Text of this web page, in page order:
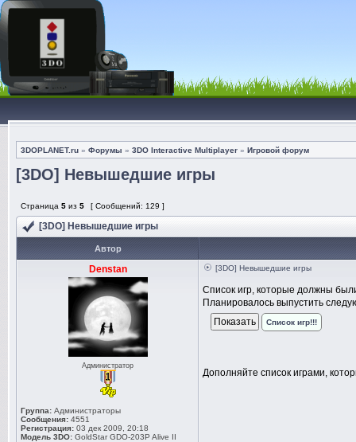
3DOPLANET.ru » Форумы » 3DO Interactive Multiplayer » Игровой форум
[3DO] Невышедшие игры
Страница 5 из 5 [ Сообщений: 129 ]
[3DO] Невышедшие игры
Автор
Denstan
Администратор
Группа: Администраторы
Сообщения: 4551
Регистрация: 03 дек 2009, 20:18
Модель 3DO: GoldStar GDO-203P Alive II
[3DO] Невышедшие игры
Список игр, которые должны
Планировалось выпустить
Список игр!!!
Дополняйте список играми,